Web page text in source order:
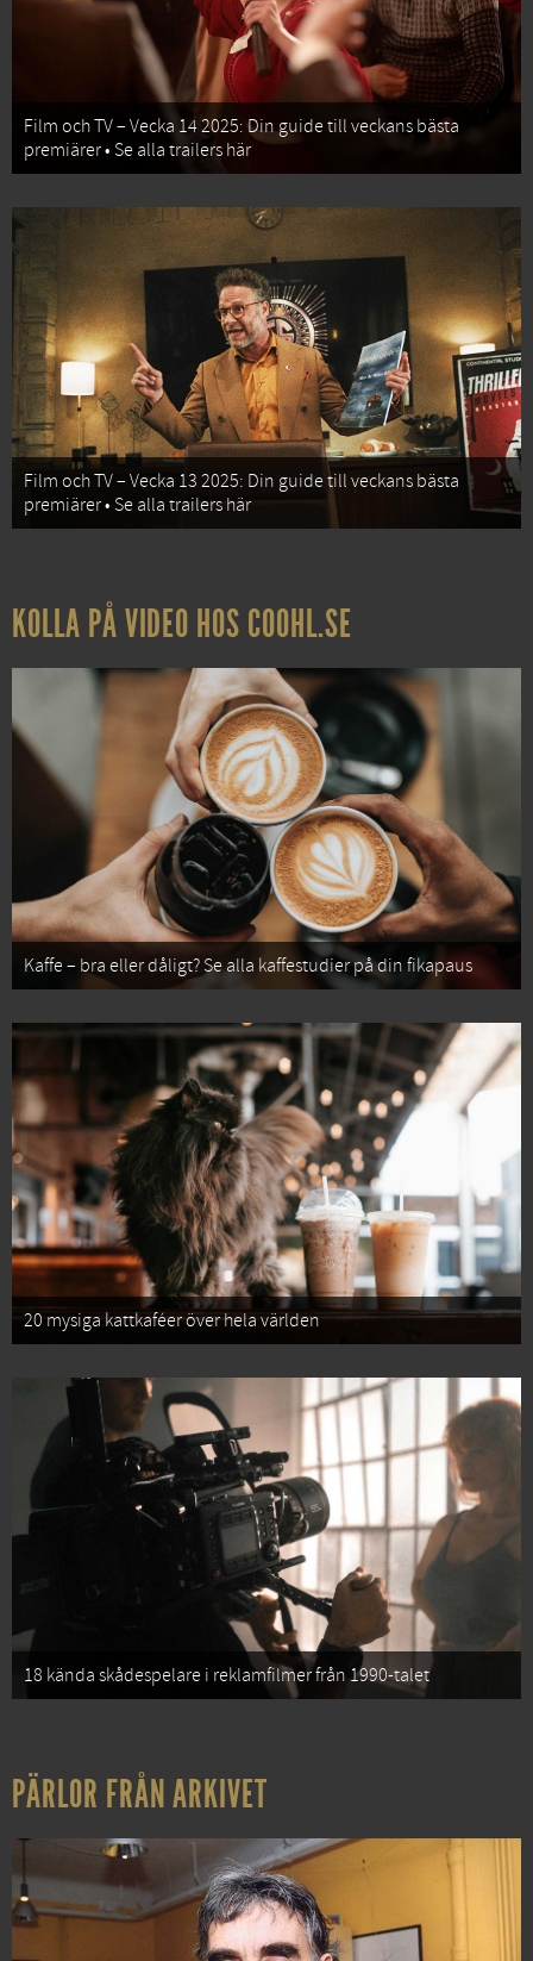
Film och TV – Vecka 14 2025: Din guide till veckans bästa
premiärer • Se alla trailers här
Film och TV – Vecka 13 2025: Din guide till veckans bästa
premiärer • Se alla trailers här
KOLLA PÅ VIDEO HOS COOHL.SE
Kaffe – bra eller dåligt? Se alla kaffestudier på din fikapaus
20 mysiga kattkaféer över hela världen
18 kända skådespelare i reklamfilmer från 1990-talet
PÄRLOR FRÅN ARKIVET